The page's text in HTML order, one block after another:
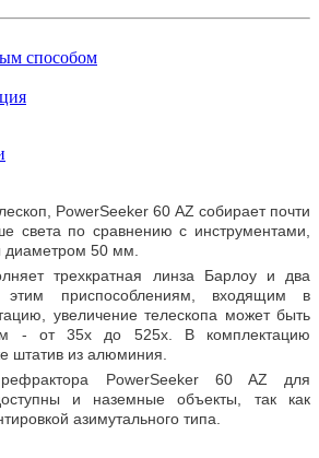
способом
PowerSeeker 60 AZ собирает почти
света по сравнению с инструментами,
50 мм.
трехкратная линза Барлоу и два
этим приспособлениям, входящим в
увеличение телескопа может быть
- от 35х до 525х. В комплектацию
штатив из алюминия.
PowerSeeker 60 AZ для
и наземные объекты, так как
азимутального типа.